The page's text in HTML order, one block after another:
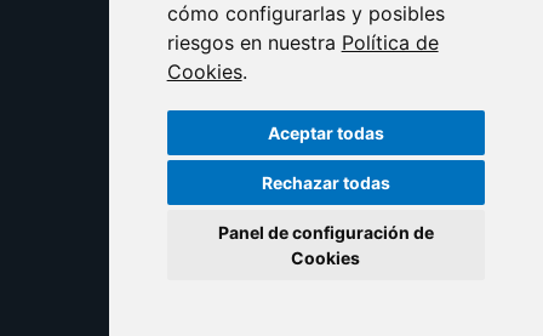
cómo configurarlas y posibles
riesgos en nuestra Política de
Cookies.
Aceptar todas
Rechazar todas
Panel de configuración de
Cookies